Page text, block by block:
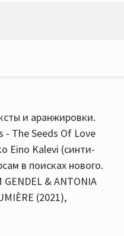
и аранжировки.
- The Seeds Of Love
Eino Kalevi (синти-
в поисках нового.
& ANTONIA
(2021),